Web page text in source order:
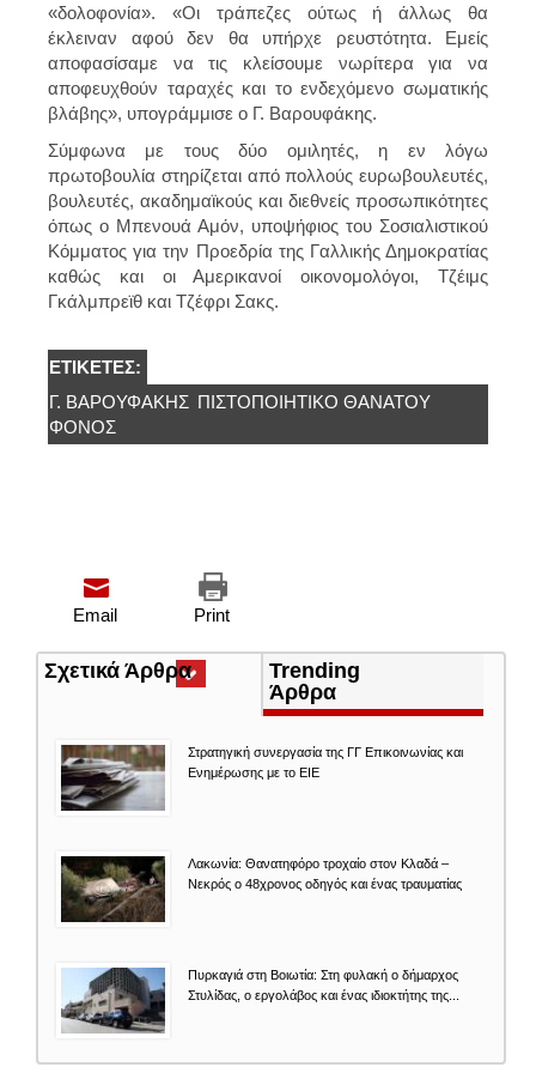
«δολοφονία». «Οι τράπεζες ούτως ή άλλως θα
έκλειναν αφού δεν θα υπήρχε ρευστότητα. Εμείς
αποφασίσαμε να τις κλείσουμε νωρίτερα για να
αποφευχθούν ταραχές και το ενδεχόμενο σωματικής
βλάβης», υπογράμμισε ο Γ. Βαρουφάκης.
Σύμφωνα με τους δύο ομιλητές, η εν λόγω
πρωτοβουλία στηρίζεται από πολλούς ευρωβουλευτές,
βουλευτές, ακαδημαϊκούς και διεθνείς προσωπικότητες
όπως ο Μπενουά Αμόν, υποψήφιος του Σοσιαλιστικού
Κόμματος για την Προεδρία της Γαλλικής Δημοκρατίας
καθώς και οι Αμερικανοί οικονομολόγοι, Τζέιμς
Γκάλμπρεϊθ και Τζέφρι Σακς.
ΕΤΙΚΈΤΕΣ:
Γ. ΒΑΡΟΥΦΆΚΗΣ ΠΙΣΤΟΠΟΙΗΤΙΚΌ ΘΑΝΆΤΟΥ
ΦΌΝΟΣ
Print
Email
Σχετικά Άρθρα(ενεργή
καρτέλα)
Trending
Άρθρα
Στρατηγική συνεργασία της ΓΓ Επικοινωνίας και
Ενημέρωσης με το ΕΙΕ
Λακωνία: Θανατηφόρο τροχαίο στον Κλαδά –
Νεκρός ο 48χρονος οδηγός και ένας τραυματίας
Πυρκαγιά στη Βοιωτία: Στη φυλακή ο δήμαρχος
Στυλίδας, ο εργολάβος και ένας ιδιοκτήτης της...